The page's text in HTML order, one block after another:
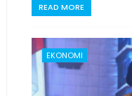
READ MORE
EKONOMI